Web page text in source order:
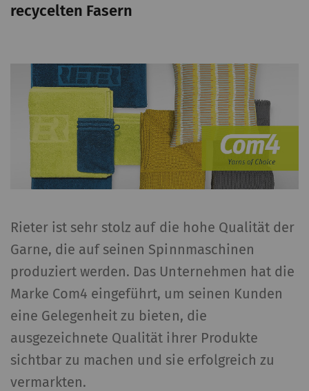
recycelten Fasern
Rieter ist sehr stolz auf die hohe Qualität der
Garne, die auf seinen Spinnmaschinen
produziert werden. Das Unternehmen hat die
Marke Com4 eingeführt, um seinen Kunden
eine Gelegenheit zu bieten, die
ausgezeichnete Qualität ihrer Produkte
sichtbar zu machen und sie erfolgreich zu
vermarkten.